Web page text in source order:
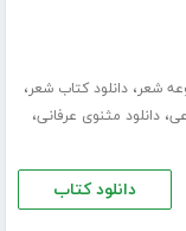
شعر،دانلود کتاب شعر،
،دانلود مثنوی عرفانی،
دانلود کتاب